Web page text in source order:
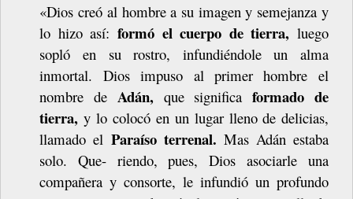
«Dios creó al hombre a su imagen y semejanza y
lo hizo así:formó el cuerpo de tierra, luego
sopló en su rostro, infundiéndole un alma
inmortal. Dios impuso al primer hombre el
nombre de Adán, que significaformado de
tierra,y lo colocó en un lugar lleno de delicias,
llamado el Paraíso terrenal. Mas Adán estaba
solo. Que- riendo, pues, Dios asociarle una
compañera y consorte, le infundió un profundo